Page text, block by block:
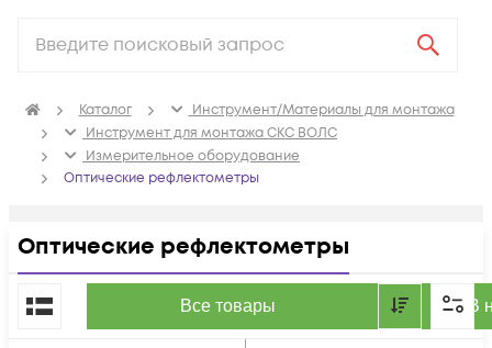
Каталог
Инструмент/Материалы для монтажа
Инструмент для монтажа СКС ВОЛС
Измерительное оборудование
Оптические рефлектометры
Оптические рефлектометры
Все товары В
По популярности